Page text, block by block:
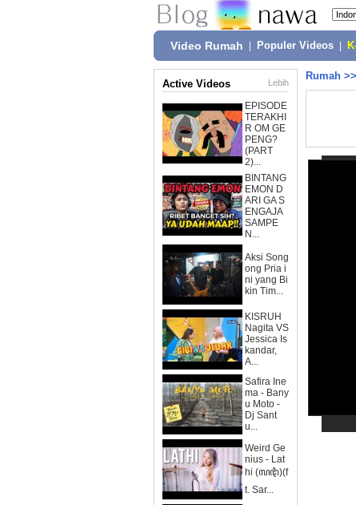
Video Rumah Populer Videos
Active Videos Lebih
EPISODE
TERAKHI
R OM GE
PENG?
(PART
2)...
BINTANG
EMON D
ARI GA S
ENGAJA
SAMPE
N...
Aksi Song
ong Pria i
ni yang Bi
kin Tim...
KISRUH
Nagita VS
Jessica Is
kandar,
A...
Safira Ine
ma - Bany
u Moto -
Dj Sant
u...
Weird Ge
nius - Lat
hi (ꦭꦛꦶ)(f
t. Sar...
Rumah >>